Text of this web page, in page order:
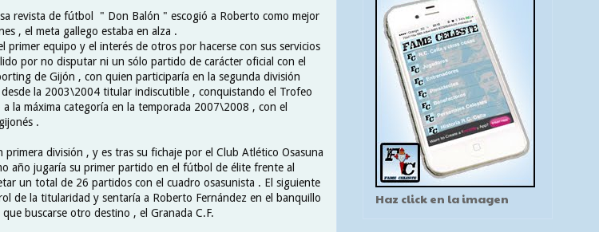
revista de fútbol " Don Balón " escogió a Roberto como mejor
, el meta gallego estaba en alza .
primer equipo y el interés de otros por hacerse con sus servicios
por no disputar ni un sólo partido de carácter oficial con el
de Gijón , con quien participaría en la segunda división
la 2003\2004 titular indiscutible , conquistando el Trofeo
la máxima categoría en la temporada 2007\2008 , con el
.
división , y es tras su fichaje por el Club Atlético Osasuna
año jugaría su primer partido en el fútbol de élite frente al
un total de 26 partidos con el cuadro osasunista . El siguiente
de la titularidad y sentaría a Roberto Fernández en el banquillo
buscarse otro destino , el Granada C.F.
Haz click en la imagen